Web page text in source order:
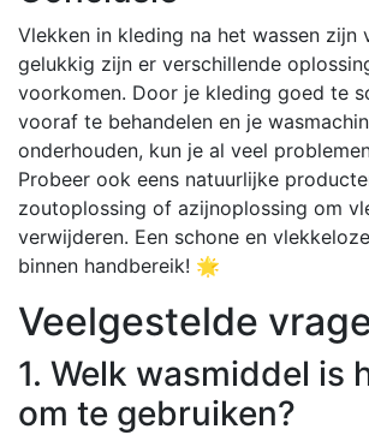
Vlekken in kleding na het wassen zijn
gelukkig zijn er verschillende
voorkomen. Door je kleding goed te
vooraf te behandelen en je
onderhouden, kun je al veel
Probeer ook eens natuurlijke
zoutoplossing of azijnoplossing om
verwijderen. Een schone en
binnen handbereik! 🌟
Veelgestelde
1. Welk wasmiddel is
om te gebruiken?